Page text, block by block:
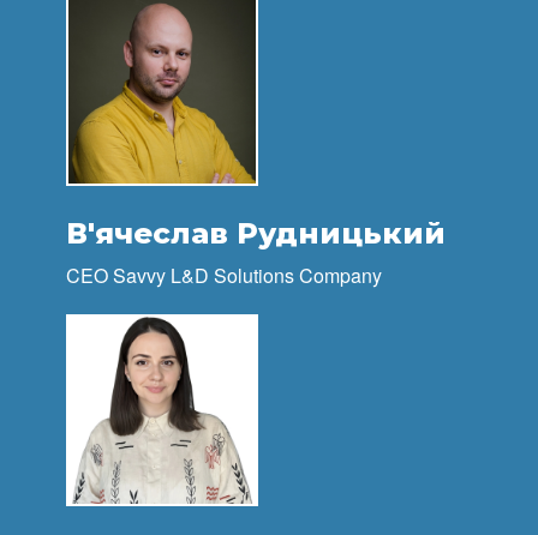
В'ячеслав Рудницький
CEO Savvy L&D Solutions Company